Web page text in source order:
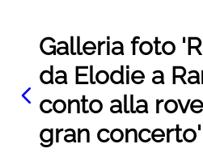
Galleria foto
da Elodie a
conto alla
gran